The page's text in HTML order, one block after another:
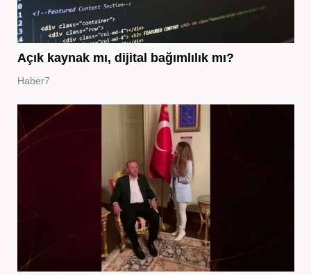
Açık kaynak mı, dijital bağımlılık mı?
Haber7